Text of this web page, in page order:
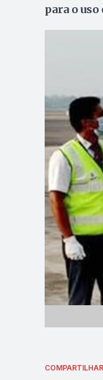
para o
COMPARTILHAR